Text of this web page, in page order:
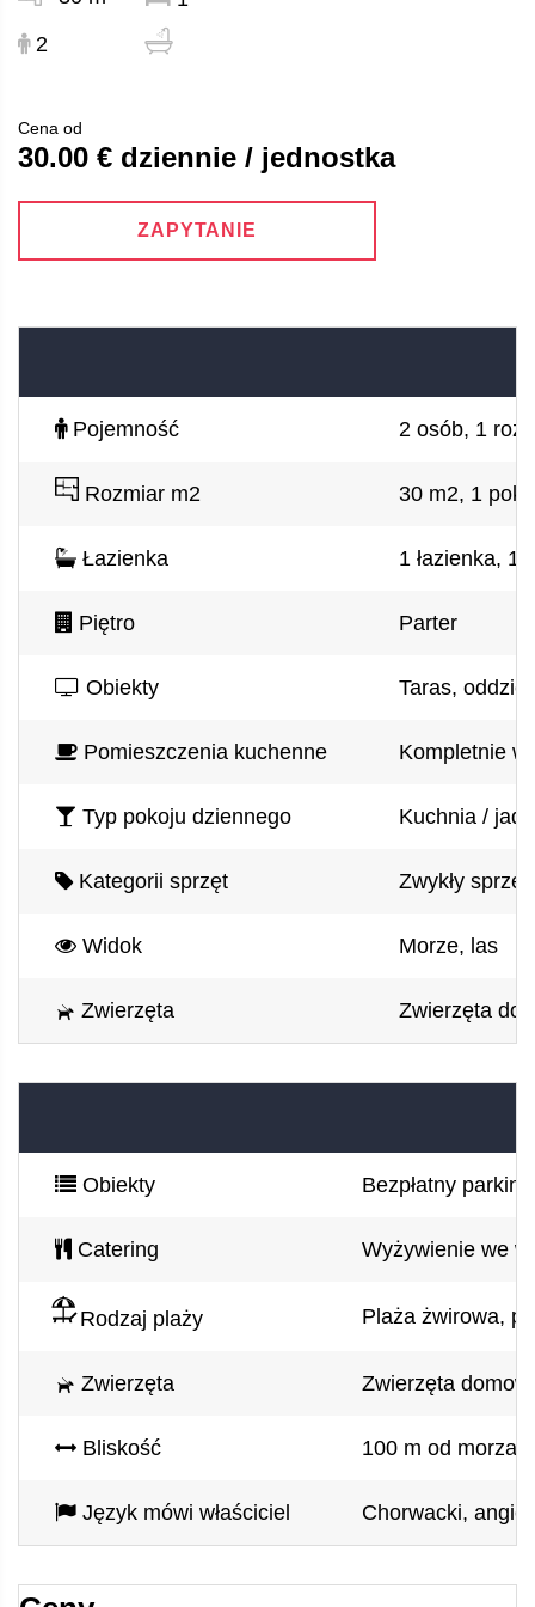
2
Cena od
30.00 € dziennie / jednostka
ZAPYTANIE
Pojemność 2 osób, 1
Rozmiar m2 30 m2, 1
Łazienka 1 łazienka, 1
Piętro Parter
Obiekty Taras,
Pomieszczenia kuchenne Kompletnie
Typ pokoju dziennego Kuchnia /
Kategorii sprzęt Zwykły sprzęt
Widok Morze, las
Zwierzęta Zwierzęta
Obiekty Bezpłatny
Catering Wyżywienie we
Rodzaj plaży Plaża żwirowa,
Zwierzęta Zwierzęta
Bliskość 100 m od morza,
Język mówi właściciel Chorwacki,